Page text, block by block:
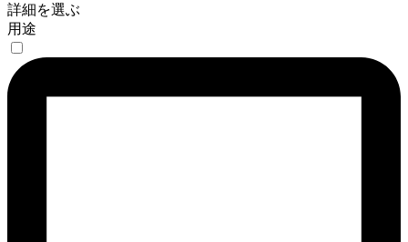
詳細を選ぶ
用途